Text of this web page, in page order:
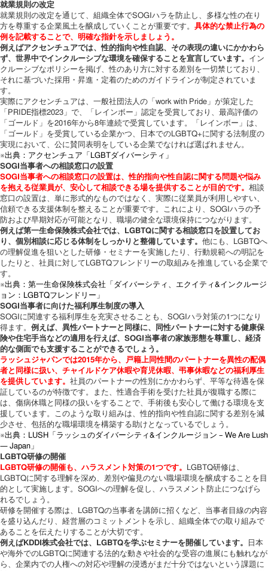
就業規則の改定
就業規則の改定を通じて、組織全体でSOGIハラを防止し、多様な性の在り
方を尊重する企業風土を醸成していくことが重要です。 具体的な禁止行為の
例を記載することで、明確な指針を示しましょう。
例えばアクセンチュアでは、性的指向や性自認、その表現の違いにかかわら
ず、世界中でインクルーシブな環境を確保することを宣言しています。 イン
クルーシブなポリシーを掲げ、性のあり方に対する差別を一切禁じており、
それに基づいた採用・昇進・定着のためのガイドラインが制定されていま
す。
実際にアクセンチュアは、一般社団法人の「work with Pride」が策定した
「PRIDE指標2023」で、「レインボー」認定を受賞しており、最高評価の
「ゴールド」を2016年から8年連続で受賞しています。「レインボー」は、
「ゴールド」を受賞している企業かつ、日本でのLGBTQ+に関する法制度の
実現において、公に賛同表明をしている企業でなければ選ばれません。
※出典：アクセンチュア「LGBTダイバーシティ」
SOGI当事者への相談窓口の設置
SOGI当事者への相談窓口の設置は、性的指向や性自認に関する問題や悩み
を抱える従業員が、安心して相談できる場を提供することが目的です。 相談
窓口の設置は、単に形式的なものではなく、実際に従業員が利用しやすい、
信頼できる支援体制を整えることが重要です。これにより、SOGIハラの予
防および早期対応が可能となり、職場の健全な環境保持につながります。
例えば第一生命保険株式会社では、LGBTQに関する相談窓口を設置してお
り、個別相談に応じる体制をしっかりと整備しています。 他にも、LGBTQへ
の理解促進を狙いとした研修・セミナーを実施したり、行動規範への明記を
したりと、社員に対してLGBTQフレンドリーの取組みを推進している企業で
す。
※出典：第一生命保険株式会社「ダイバーシティ、エクイティ&インクルージ
ョン：LGBTQフレンドリー」
SOGI当事者に向けた福利厚生制度の導入
SOGIに関連する福利厚生を充実させることも、SOGIハラ対策の1つになり
得ます。 例えば、異性パートナーと同様に、同性パートナーに対する健康保
険や住宅手当などの適用を行えば、SOGI当事者の家族形態を尊重し、経済
的な側面でも支援することができるでしょう。
ラッシュジャパンでは2015年から、戸籍上同性間のパートナーを異性の配偶
者と同様に扱い、チャイルドケア休暇や育児休暇、弔事休暇などの福利厚生
を提供しています。 社員のパートナーの性別にかかわらず、平等な待遇を保
証しているのが特徴です。また、性適合手術を受けた社員が復職する際に
は、傷病休職と同様の扱いをすることで、手術後も安心して働ける環境を支
援しています。このような取り組みは、性的指向や性自認に関する差別を減
少させ、包括的な職場環境を構築する助けとなっているでしょう。
※出典：LUSH「ラッシュのダイバーシティ&インクルージョン – We Are Lush
— Japan」
LGBTQ研修の開催
LGBTQ研修の開催も、ハラスメント対策の1つです。
LGBTQ研修は、
LGBTQに関する理解を深め、差別や偏見のない職場環境を醸成することを目
的として実施します。SOGIへの理解を促し、ハラスメント防止につなげら
れるでしょう。
研修を開催する際は、LGBTQの当事者を講師に招くなど、当事者目線の内容
を盛り込んだり、経営層のコミットメントを示し、組織全体での取り組みで
あることを伝えたりすることが大切です。
例えばKDDI株式会社では、LGBTQを学ぶセミナーを開催しています。
日本
や海外でのLGBTQに関連する法的な動きや社会的な受容の進展にも触れなが
ら、企業内での人権への対応や理解の浸透がまだ十分ではないという課題に